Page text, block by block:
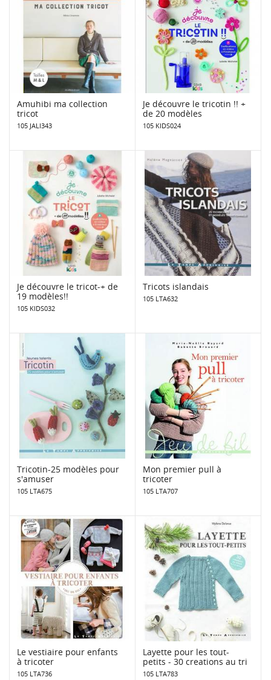
Amuhibi ma collection
tricot
105 JALI343
Je découvre le tricotin !! +
de 20 modèles
105 KIDS024
Je découvre le tricot-+ de
19 modèles!!
105 KIDS032
Tricots islandais
105 LTA632
Tricotin-25 modèles pour
s'amuser
105 LTA675
Mon premier pull à
tricoter
105 LTA707
Le vestiaire pour enfants
à tricoter
105 LTA736
Layette pour les tout-
petits - 30 creations au tri
105 LTA783